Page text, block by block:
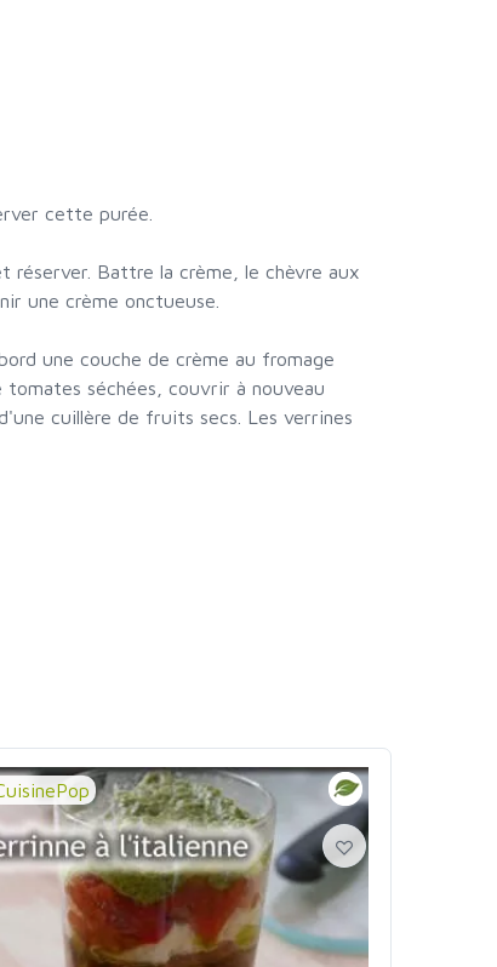
cette purée.
réserver. Battre la crème, le chèvre aux
une crème onctueuse.
une couche de crème au fromage
séchées, couvrir à nouveau
cuillère de fruits secs. Les verrines